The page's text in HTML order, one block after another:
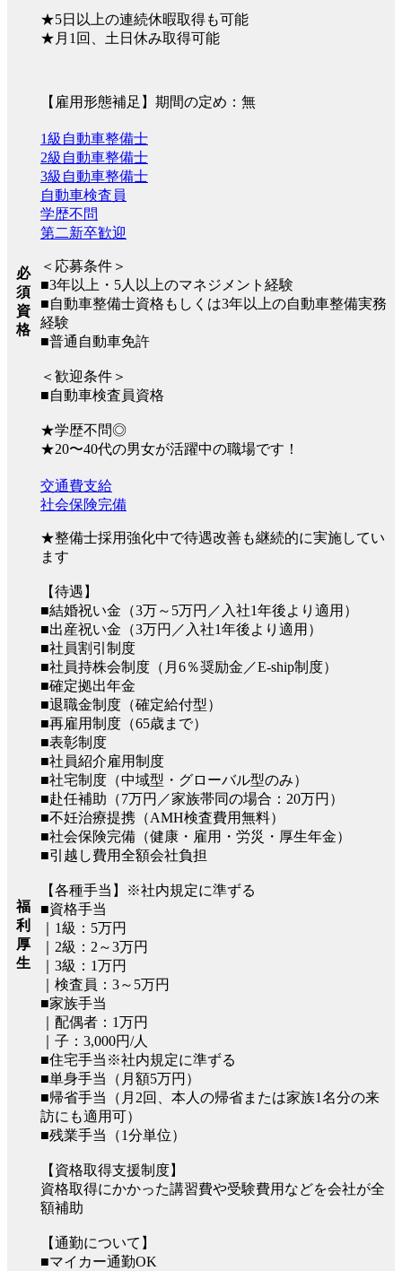
★5日以上の連続休暇取得も可能
★月1回、土日休み取得可能
【雇用形態補足】期間の定め：無
必
須
資
格
1級自動車整備士
2級自動車整備士
3級自動車整備士
自動車検査員
学歴不問
第二新卒歓迎
＜応募条件＞
■3年以上・5人以上のマネジメント経験
■自動車整備士資格もしくは3年以上の自動車整備実務
経験
■普通自動車免許
＜歓迎条件＞
■自動車検査員資格
★学歴不問◎
★20〜40代の男女が活躍中の職場です！
福
利
厚
生
交通費支給
社会保険完備
★整備士採用強化中で待遇改善も継続的に実施してい
ます
【待遇】
■結婚祝い金（3万～5万円／入社1年後より適用）
■出産祝い金（3万円／入社1年後より適用）
■社員割引制度
■社員持株会制度（月6％奨励金／E-ship制度）
■確定拠出年金
■退職金制度（確定給付型）
■再雇用制度（65歳まで）
■表彰制度
■社員紹介雇用制度
■社宅制度（中域型・グローバル型のみ）
■赴任補助（7万円／家族帯同の場合：20万円）
■不妊治療提携（AMH検査費用無料）
■社会保険完備（健康・雇用・労災・厚生年金）
■引越し費用全額会社負担
【各種手当】※社内規定に準ずる
■資格手当
｜1級：5万円
｜2級：2～3万円
｜3級：1万円
｜検査員：3～5万円
■家族手当
｜配偶者：1万円
｜子：3,000円/人
■住宅手当※社内規定に準ずる
■単身手当（月額5万円）
■帰省手当（月2回、本人の帰省または家族1名分の来
訪にも適用可）
■残業手当（1分単位）
【資格取得支援制度】
資格取得にかかった講習費や受験費用などを会社が全
額補助
【通勤について】
■マイカー通勤OK